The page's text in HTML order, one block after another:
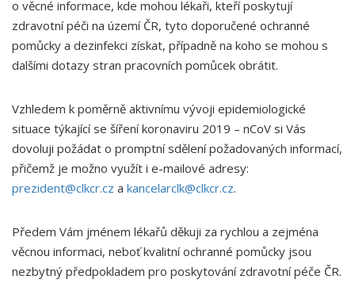
o věcné informace, kde mohou lékaři, kteří poskytují
zdravotní péči na území ČR, tyto doporučené ochranné
pomůcky a dezinfekci získat, případně na koho se mohou s
dalšími dotazy stran pracovních pomůcek obrátit.
Vzhledem k poměrně aktivnímu vývoji epidemiologické
situace týkající se šíření koronaviru 2019 – nCoV si Vás
dovoluji požádat o promptní sdělení požadovaných informací,
přičemž je možno využít i e-mailové adresy:
prezident@clkcr.cz a kancelarclk@clkcr.cz.
Předem Vám jménem lékařů děkuji za rychlou a zejména
věcnou informaci, neboť kvalitní ochranné pomůcky jsou
nezbytný předpokladem pro poskytování zdravotní péče ČR.